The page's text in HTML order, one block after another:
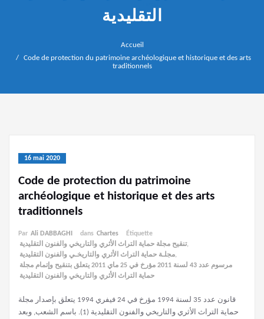
التقليدية
Accueil
Code de protection du patrimoine archéologique et historique et des arts
traditionnels
16 mai 2020
Code de protection du patrimoine
archéologique et historique et des arts
traditionnels
Par Ali DABBAGHI dans Chartes
Étiquette
تنقيح مجلة حماية التراث الأثري والتاريخي والفنون التقليدية,
مجلـة حماية التراث الأثري والتاريخـي والفنون التقليدية,
مرسوم عدد 43 لسنة 2011 مؤرخ في 25 ماي 2011 يتعلق بتنقيح وإتمام مجلة
حماية التراث الأثري والتاريخي والفنون التقليدية
قانون عدد 35 لسنة 1994 مؤرخ في 24 فيفري 1994 يتعلق بإصدار مجلة
حماية التراث الأثري والتاريخي والفنون التقليدية (1). باسم الشعب, وبعد